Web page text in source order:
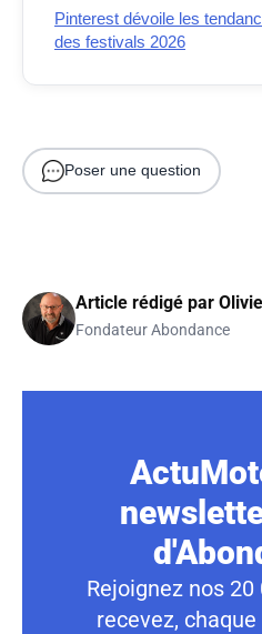
Pinterest dévoile les
des festivals 2026
Poser une question
Article rédigé par
Fondateur Abondance
Rejoignez nos
recevez,